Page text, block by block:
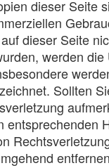
dieser Seite
dieser Seite
werden
Sollten
entsprechenden